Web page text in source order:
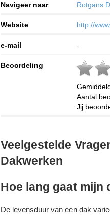
Navigeer naar Rotgans
Website http://
e-mail -
Beoordeling
Aantal
Jij
Veelgestelde
Dakwerken
Hoe lang gaat mijn
De levensduur van een dak